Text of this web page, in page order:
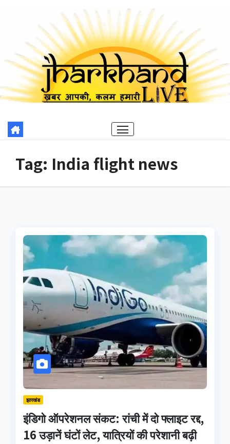
Tag: India flight news
झारखंड
इंडिगो ऑपरेशनल संकट: रांची में दो फ्लाइट रद्द,
16 उड़ानें घंटों लेट, यात्रियों की परेशानी बढ़ी